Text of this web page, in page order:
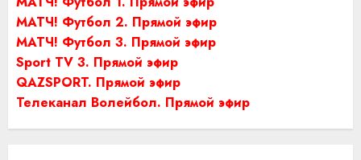
МАТЧ! Футбол 2. Прямой эфир
МАТЧ! Футбол 3. Прямой эфир
Sport TV 3. Прямой эфир
QAZSPORT. Прямой эфир
Телеканал Волейбол. Прямой эфир